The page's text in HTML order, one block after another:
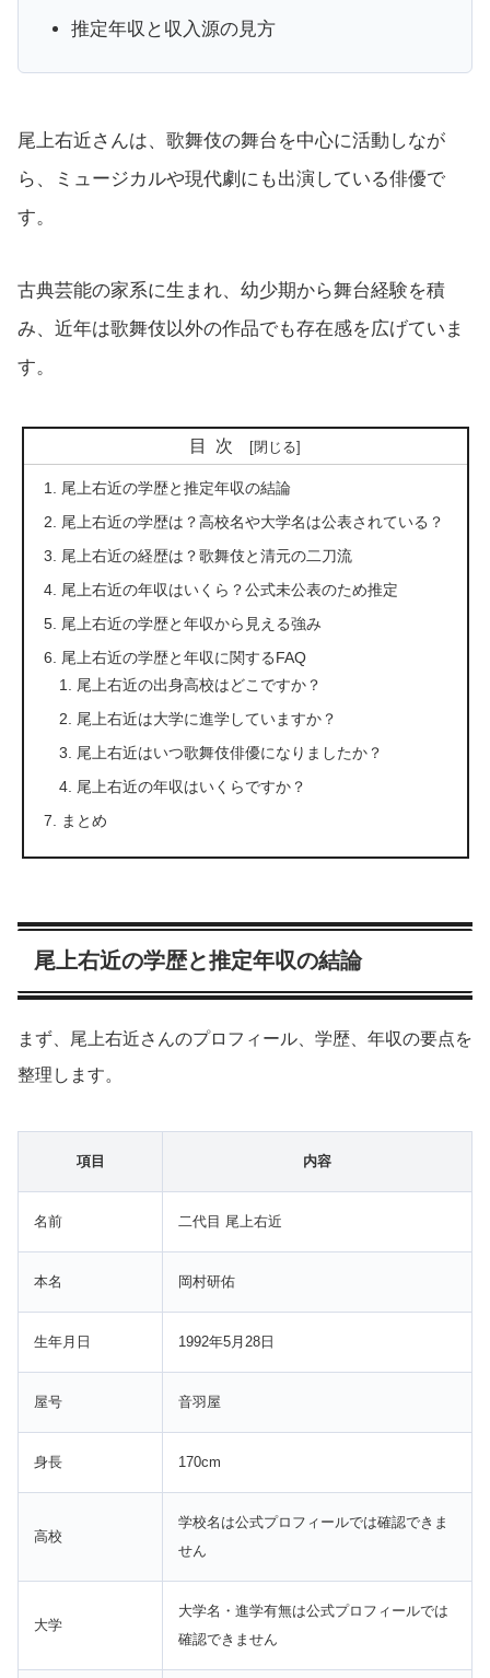
推定年収と収入源の見方
尾上右近さんは、歌舞伎の舞台を中心に活動しなが
ら、ミュージカルや現代劇にも出演している俳優で
す。
古典芸能の家系に生まれ、幼少期から舞台経験を積
み、近年は歌舞伎以外の作品でも存在感を広げていま
す。
目次
尾上右近の学歴と推定年収の結論
尾上右近の学歴は？高校名や大学名は公表されている？
尾上右近の経歴は？歌舞伎と清元の二刀流
尾上右近の年収はいくら？公式未公表のため推定
尾上右近の学歴と年収から見える強み
尾上右近の学歴と年収に関するFAQ
尾上右近の出身高校はどこですか？
尾上右近は大学に進学していますか？
尾上右近はいつ歌舞伎俳優になりましたか？
尾上右近の年収はいくらですか？
まとめ
尾上右近の学歴と推定年収の結論
まず、尾上右近さんのプロフィール、学歴、年収の要点を
整理します。
項目 内容
名前 二代目 尾上右近
本名 岡村研佑
生年月日 1992年5月28日
屋号 音羽屋
身長 170cm
高校
学校名は公式プロフィールでは確認できま
せん
大学
大学名・進学有無は公式プロフィールでは
確認できません